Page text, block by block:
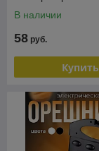
В наличии
58 руб.
Купить